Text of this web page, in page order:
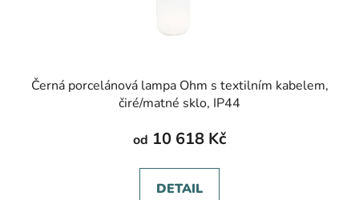
Černá porcelánová lampa Ohm s textilním kabelem,
čiré/matné sklo, IP44
od 10 618 Kč
DETAIL